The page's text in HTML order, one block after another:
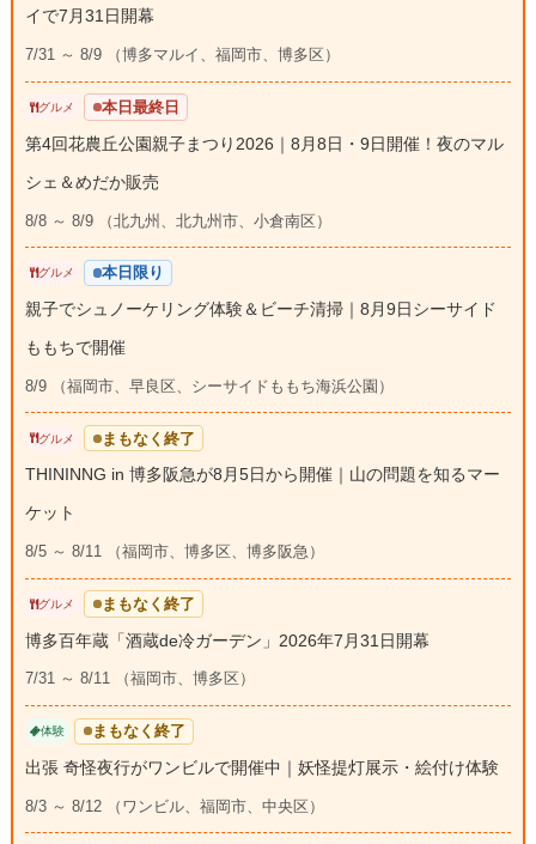
イで7月31日開幕
7/31 ～ 8/9 （博多マルイ、福岡市、博多区）
グルメ 本日最終日
第4回花農丘公園親子まつり2026｜8月8日・9日開催！夜のマル
シェ＆めだか販売
8/8 ～ 8/9 （北九州、北九州市、小倉南区）
グルメ 本日限り
親子でシュノーケリング体験＆ビーチ清掃｜8月9日シーサイド
ももちで開催
8/9 （福岡市、早良区、シーサイドももち海浜公園）
グルメ まもなく終了
THININNG in 博多阪急が8月5日から開催｜山の問題を知るマー
ケット
8/5 ～ 8/11 （福岡市、博多区、博多阪急）
グルメ まもなく終了
博多百年蔵「酒蔵de冷ガーデン」2026年7月31日開幕
7/31 ～ 8/11 （福岡市、博多区）
体験 まもなく終了
出張 奇怪夜行がワンビルで開催中｜妖怪提灯展示・絵付け体験
8/3 ～ 8/12 （ワンビル、福岡市、中央区）